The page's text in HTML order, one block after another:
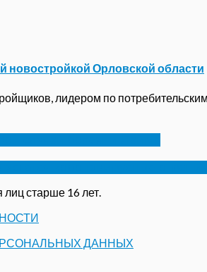
новостройкой Орловской области
лидером по
старше 16 лет.
ДАННЫХ